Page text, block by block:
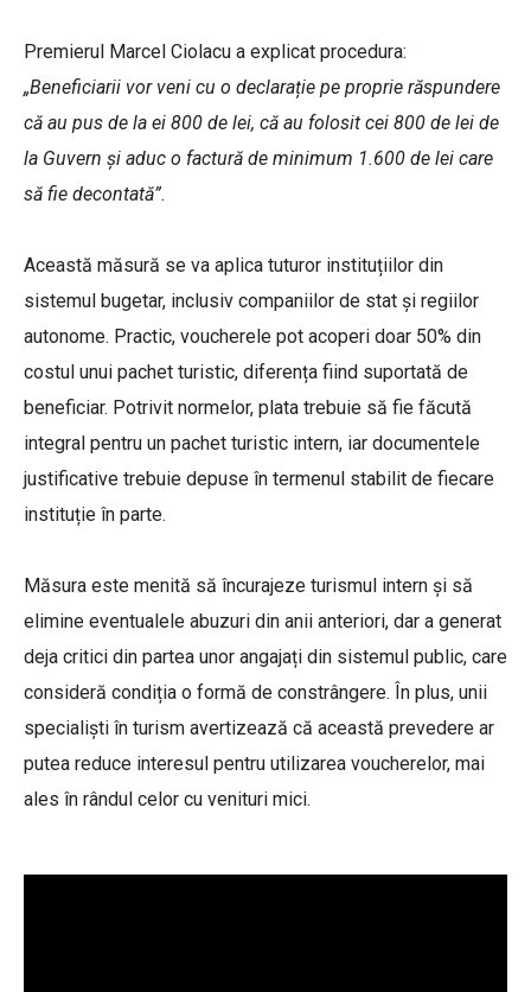
Premierul Marcel Ciolacu a explicat procedura:
„Beneficiarii vor veni cu o declarație pe proprie răspundere
că au pus de la ei 800 de lei, că au folosit cei 800 de lei de
la Guvern și aduc o factură de minimum 1.600 de lei care
să fie decontată”.
Această măsură se va aplica tuturor instituțiilor din
sistemul bugetar, inclusiv companiilor de stat și regiilor
autonome. Practic, voucherele pot acoperi doar 50% din
costul unui pachet turistic, diferența fiind suportată de
beneficiar. Potrivit normelor, plata trebuie să fie făcută
integral pentru un pachet turistic intern, iar documentele
justificative trebuie depuse în termenul stabilit de fiecare
instituție în parte.
Măsura este menită să încurajeze turismul intern și să
elimine eventualele abuzuri din anii anteriori, dar a generat
deja critici din partea unor angajați din sistemul public, care
consideră condiția o formă de constrângere. În plus, unii
specialiști în turism avertizează că această prevedere ar
putea reduce interesul pentru utilizarea voucherelor, mai
ales în rândul celor cu venituri mici.